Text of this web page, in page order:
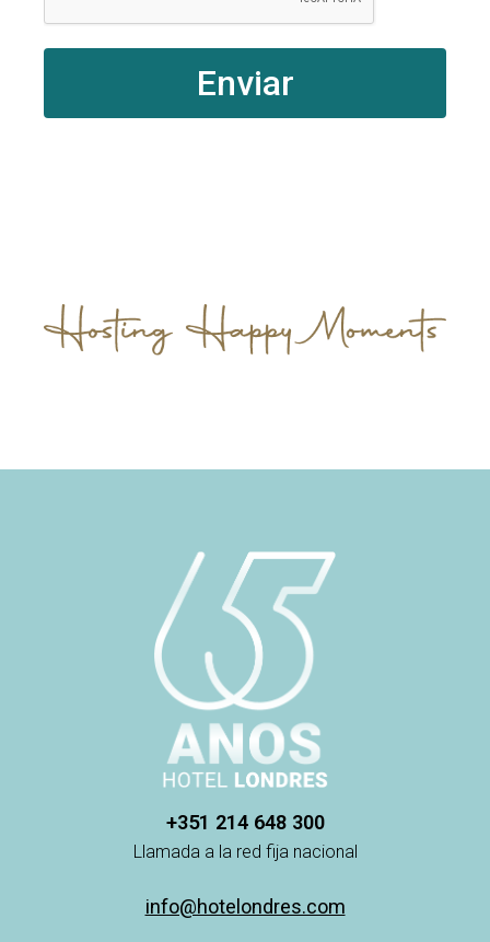
Enviar
+351 214 648 300
Llamada a la red fija nacional
info@hotelondres.com